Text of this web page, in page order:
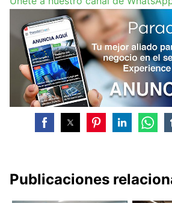
Publicaciones